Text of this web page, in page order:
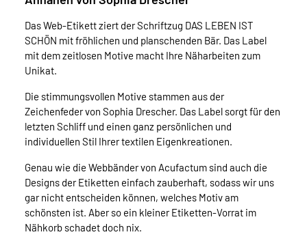
Das Web-Etikett ziert der Schriftzug DAS LEBEN IST
SCHÖN mit fröhlichen und planschenden Bär. Das Label
mit dem zeitlosen Motive macht Ihre Näharbeiten zum
Unikat.
Die stimmungsvollen Motive stammen aus der
Zeichenfeder von Sophia Drescher. Das Label sorgt für den
letzten Schliff und einen ganz persönlichen und
individuellen Stil Ihrer textilen Eigenkreationen.
Genau wie die Webbänder von Acufactum sind auch die
Designs der Etiketten einfach zauberhaft, sodass wir uns
gar nicht entscheiden können, welches Motiv am
schönsten ist. Aber so ein kleiner Etiketten-Vorrat im
Nähkorb schadet doch nix.